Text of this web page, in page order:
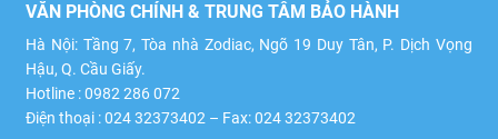
VĂN PHÒNG CHÍNH & TRUNG TÂM BẢO HÀNH
Hà Nội: Tầng 7, Tòa nhà Zodiac, Ngõ 19 Duy Tân, P. Dịch Vọng
Hậu, Q. Cầu Giấy.
Hotline : 0982 286 072
Điện thoại : 024 32373402 – Fax: 024 32373402